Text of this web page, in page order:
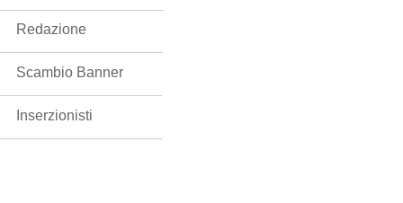
Redazione
Scambio Banner
Inserzionisti